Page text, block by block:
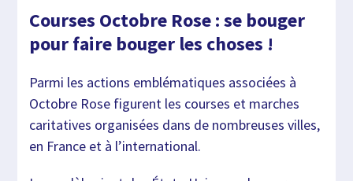
Courses Octobre Rose : se bouger
pour faire bouger les choses !
Parmi les actions emblématiques associées à
Octobre Rose figurent les courses et marches
caritatives organisées dans de nombreuses villes,
en France et à l’international.